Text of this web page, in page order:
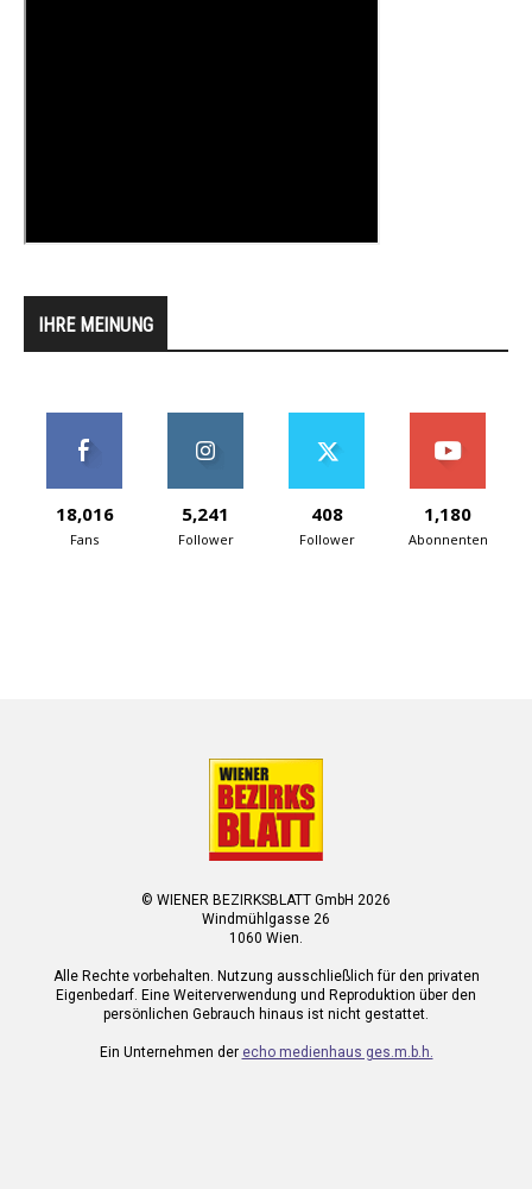
IHRE MEINUNG
18,016
Fans
5,241
Follower
408
Follower
1,180
Abonnenten
© WIENER BEZIRKSBLATT GmbH 2026
Windmühlgasse 26
1060 Wien.
Alle Rechte vorbehalten. Nutzung ausschließlich für den privaten
Eigenbedarf. Eine Weiterverwendung und Reproduktion über den
persönlichen Gebrauch hinaus ist nicht gestattet.
Ein Unternehmen der echo medienhaus ges.m.b.h.